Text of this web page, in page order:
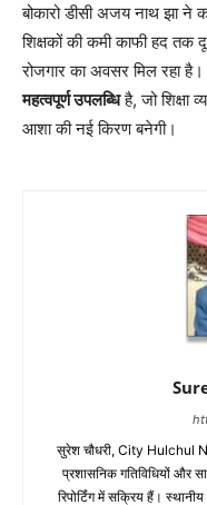
बोकारो डीसी अजय नाथ झा ने
शिक्षकों की कमी काफी हद तक
रोजगार का अवसर मिल रहा
महत्वपूर्ण उपलब्धिहै, जो शिक्षा
आशा की नई किरण बनेगी।
सुरेश चौधरी, City Hulchul
प्रशासनिक गतिविधियों और
रिपोर्टिंग में सक्रिय हैं।